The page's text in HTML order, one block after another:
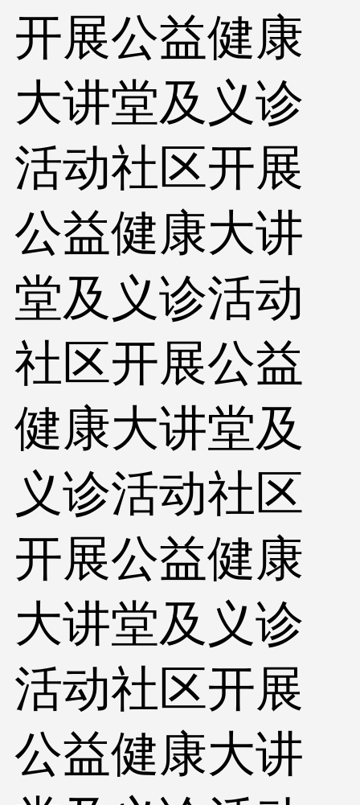
开展公益健康
大讲堂及义诊
活动社区开展
公益健康大讲
堂及义诊活动
社区开展公益
健康大讲堂及
义诊活动社区
开展公益健康
大讲堂及义诊
活动社区开展
公益健康大讲